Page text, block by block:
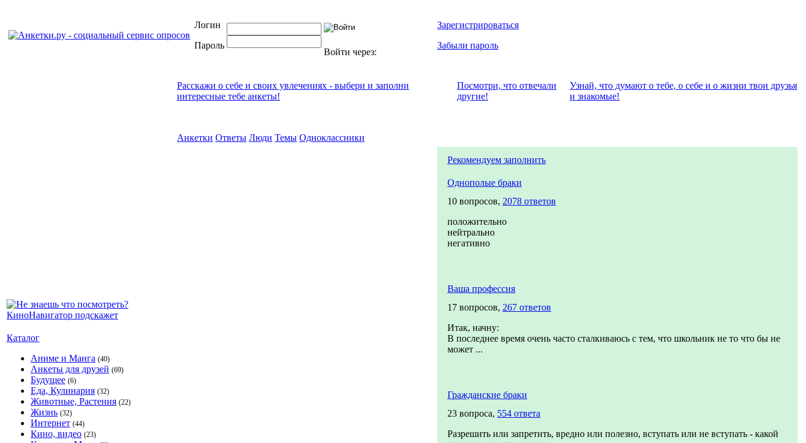
Логин
Пароль
Войти через:
Зарегистрироваться
Забыли пароль
Каталог
Аниме и Манга (40)
Анкеты для друзей (69)
Будущее (6)
Еда, Кулинария (32)
Животные, Растения (22)
Жизнь (32)
Интернет (44)
Кино, видео (23)
Расскажи о себе и своих увлечениях - выбери и заполни
интересные тебе анкеты!
Посмотри, что отвeчали
другие!
Узнай, что думают о тебе, о себе и о жизни твои друзья
и знакомые!
Анкетки Ответы Люди Темы Одноклассники
Рекомендуем заполнить
Однополые браки
10 вопросов, 2078 ответов
положительно
нейтрально
негативно
Ваша профессия
17 вопросов, 267 ответов
Итак, начну:
В последнее время очень часто сталкиваюсь с тем, что школьник не то что бы не
может ...
Гражданские браки
23 вопроса, 554 ответа
Разрешить или запретить, вредно или полезно, вступать или не вступать - какой